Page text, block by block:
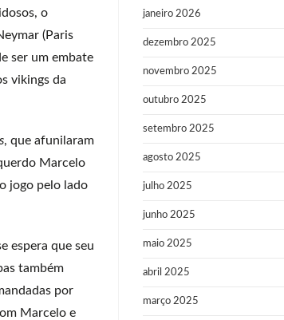
o
(Paris
ser um embate
vikings da
, que afunilaram
Marcelo
jogo pelo lado
espera que seu
também
por
Marcelo e
janeiro 2026
dezembro 2025
novembro 2025
outubro 2025
setembro 2025
agosto 2025
julho 2025
junho 2025
maio 2025
abril 2025
março 2025